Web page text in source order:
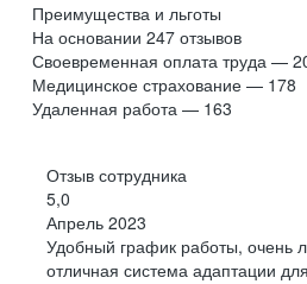
Преимущества и льготы
На основании 247 отзывов
Своевременная оплата труда —
Медицинское страхование — 178
Удаленная работа — 163
Отзыв сотрудника
5,0
Апрель 2023
Удобный график работы, очень
отличная система адаптации